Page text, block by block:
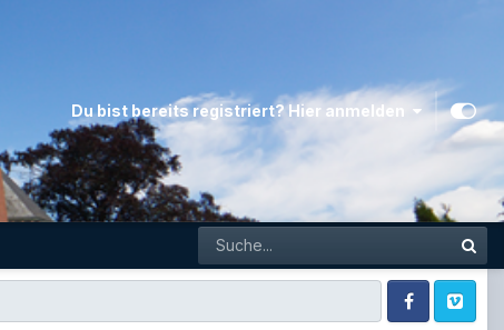
Du bist bereits registriert? Hier anmelden
FacebookVimeo